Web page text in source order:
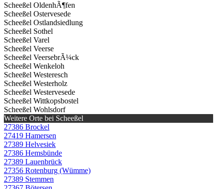
Scheeßel OldenhÃ¶fen
Scheeßel Ostervesede
Scheeßel Ostlandsiedlung
Scheeßel Sothel
Scheeßel Varel
Scheeßel Veerse
Scheeßel VeersebrÃ¼ck
Scheeßel Wenkeloh
Scheeßel Westeresch
Scheeßel Westerholz
Scheeßel Westervesede
Scheeßel Wittkopsbostel
Scheeßel Wohlsdorf
Weitere Orte bei Scheeßel
27386 Brockel
27419 Hamersen
27389 Helvesiek
27386 Hemsbünde
27389 Lauenbrück
27356 Rotenburg (Wümme)
27389 Stemmen